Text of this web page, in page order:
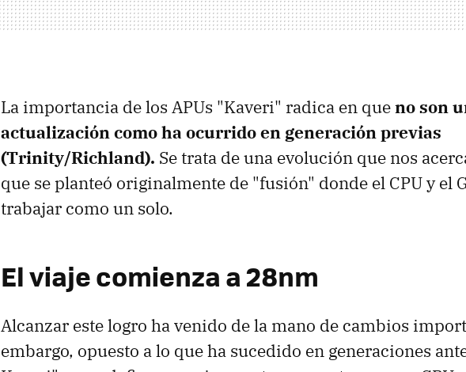
La importancia de los APUs "Kaveri" radica en queno son
actualización como ha ocurrido en generación previas
(Trinity/Richland). Se trata de una evolución que nos
que se planteó originalmente de "fusión" donde el CPU y el
trabajar como un solo.
El viaje comienza a 28nm
Alcanzar este logro ha venido de la mano de cambios
embargo, opuesto a lo que ha sucedido en generaciones